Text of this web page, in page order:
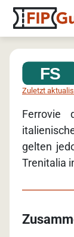
Zuletzt
Ferrovie
gelten
Trenitalia